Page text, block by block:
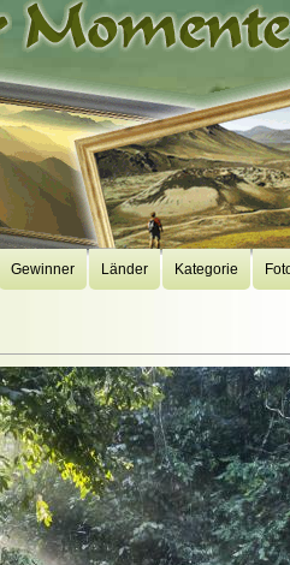
Gewinner Länder Kategorie